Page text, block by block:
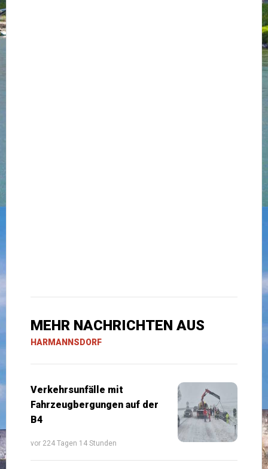
MEHR NACHRICHTEN AUS
HARMANNSDORF
Verkehrsunfälle mit
Fahrzeugbergungen auf der
B4
vor 224 Tagen 14 Stunden